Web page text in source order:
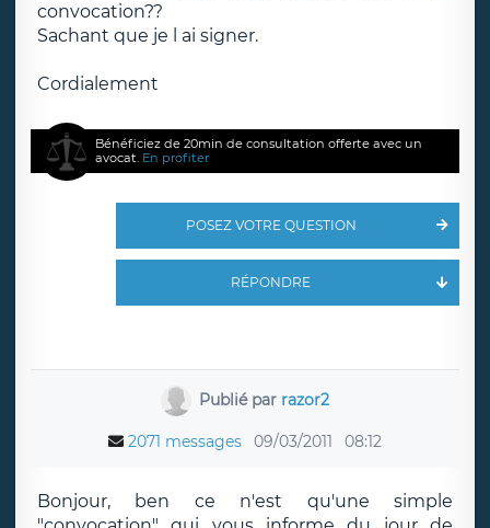
convocation??
Sachant que je l ai signer.
Cordialement
Bénéficiez de 20min de consultation offerte avec un
avocat. En profiter
POSEZ VOTRE QUESTION
RÉPONDRE
Publié par razor2
2071 messages 09/03/2011 08:12
Bonjour, ben ce n'est qu'une simple